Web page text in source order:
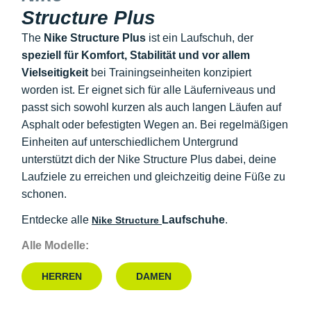
Structure Plus
The Nike Structure Plus ist ein Laufschuh, der
speziell für Komfort, Stabilität und vor allem
Vielseitigkeit bei Trainingseinheiten konzipiert
worden ist. Er eignet sich für alle Läuferniveaus und
passt sich sowohl kurzen als auch langen Läufen auf
Asphalt oder befestigten Wegen an. Bei regelmäßigen
Einheiten auf unterschiedlichem Untergrund
unterstützt dich der Nike Structure Plus dabei, deine
Laufziele zu erreichen und gleichzeitig deine Füße zu
schonen.
Entdecke alle Nike Structure Laufschuhe.
Alle Modelle:
HERREN DAMEN